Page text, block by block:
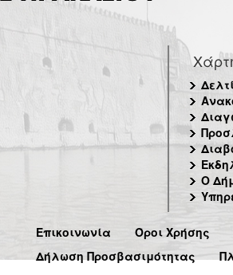
Ο
Επικοινωνία
Όροι Χρήσης
Δήλωση Προσβασιμότητας